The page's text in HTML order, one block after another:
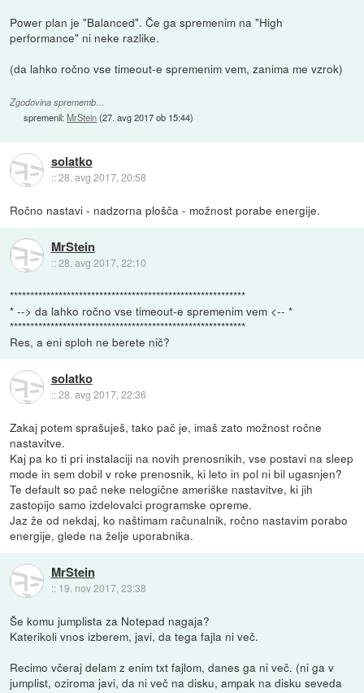
Power plan je "Balanced". Če ga spremenim na "High
performance" ni neke razlike.
(da lahko ročno vse timeout-e spremenim vem, zanima me vzrok)
Zgodovina sprememb…
spremenil:MrStein(27. avg 2017 ob 15:44)
solatko
::28. avg 2017, 20:58
Ročno nastavi - nadzorna plošča - možnost porabe energije.
MrStein
::28. avg 2017, 22:10
**********************************************************
* --> da lahko ročno vse timeout-e spremenim vem <-- *
**********************************************************
Res, a eni sploh ne berete nič?
solatko
::28. avg 2017, 22:36
Zakaj potem sprašuješ, tako pač je, imaš zato možnost ročne
nastavitve.
Kaj pa ko ti pri instalaciji na novih prenosnikih, vse postavi na sleep
mode in sem dobil v roke prenosnik, ki leto in pol ni bil ugasnjen?
Te default so pač neke nelogične ameriške nastavitve, ki jih
zastopijo samo izdelovalci programske opreme.
Jaz že od nekdaj, ko naštimam računalnik, ročno nastavim porabo
energije, glede na želje uporabnika.
MrStein
:: 19. nov 2017, 23:38
Še komu jumplista za Notepad nagaja?
Katerikoli vnos izberem, javi, da tega fajla ni več.
Recimo včeraj delam z enim txt fajlom, danes ga ni več. (ni ga v
jumplist, oziroma javi, da ni več na disku, ampak na disku seveda